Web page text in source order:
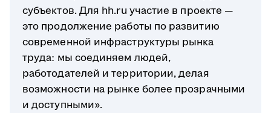
субъектов. Для hh.ru участие в проекте —
это продолжение работы по развитию
современной инфраструктуры рынка
труда: мы соединяем людей,
работодателей и территории, делая
возможности на рынке более прозрачными
и доступными».